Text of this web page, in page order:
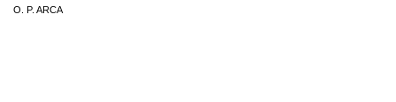
O. P. ARCA